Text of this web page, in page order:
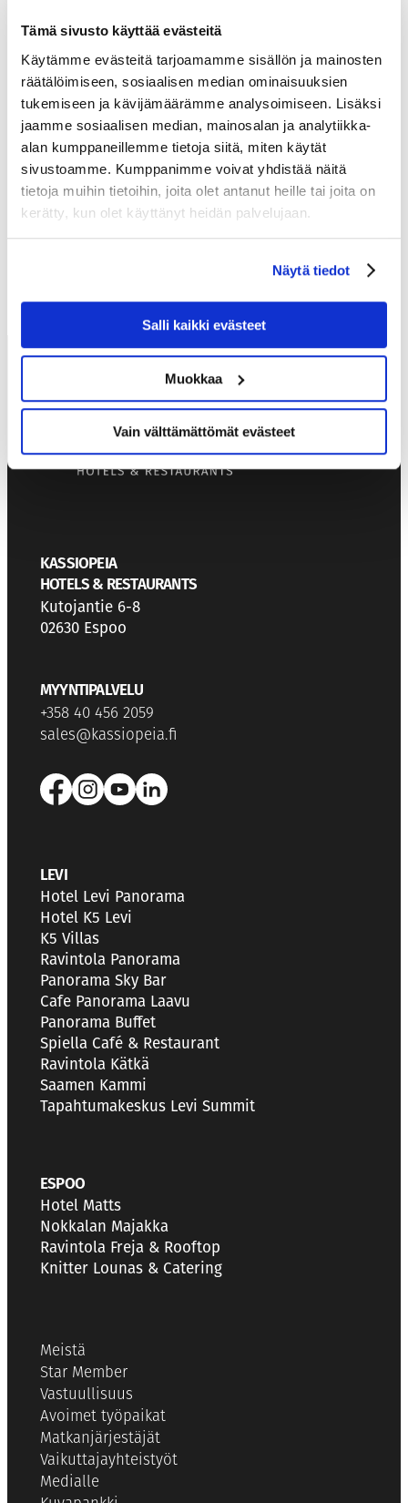
Tämä sivusto käyttää evästeitä
Käytämme evästeitä tarjoamamme sisällön ja mainosten
räätälöimiseen, sosiaalisen median ominaisuuksien
tukemiseen ja kävijämäärämme analysoimiseen. Lisäksi
jaamme sosiaalisen median, mainosalan ja analytiikka-
alan kumppaneillemme tietoja siitä, miten käytät
sivustoamme. Kumppanimme voivat yhdistää näitä
tietoja muihin tietoihin, joita olet antanut heille tai joita on
kerätty, kun olet käyttänyt heidän palvelujaan.
Näytä tiedot
Salli kaikki evästeet
Muokkaa
Vain välttämättömät evästeet
KASSIOPEIA
HOTELS & RESTAURANTS
Kutojantie 6-8
02630 Espoo
MYYNTIPALVELU
+358 40 456 2059
sales@kassiopeia.fi
LEVI
Hotel Levi Panorama
Hotel K5 Levi
K5 Villas
Ravintola Panorama
Panorama Sky Bar
Cafe Panorama Laavu
Panorama Buffet
Spiella Café & Restaurant
Ravintola Kätkä
Saamen Kammi
Tapahtumakeskus Levi Summit
ESPOO
Hotel Matts
Nokkalan Majakka
Ravintola Freja & Rooftop
Knitter Lounas & Catering
Meistä
Star Member
Vastuullisuus
Avoimet työpaikat
Matkanjärjestäjät
Vaikuttajayhteistyöt
Medialle